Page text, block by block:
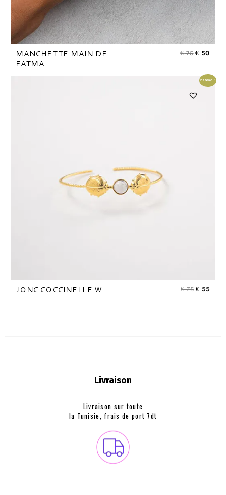
MANCHETTE MAIN DE
FATMA
€75 € 50
Promo !
JONC COCCINELLE W €75 € 55
Livraison
Livraison sur toute
la Tunisie, frais de port 7dt